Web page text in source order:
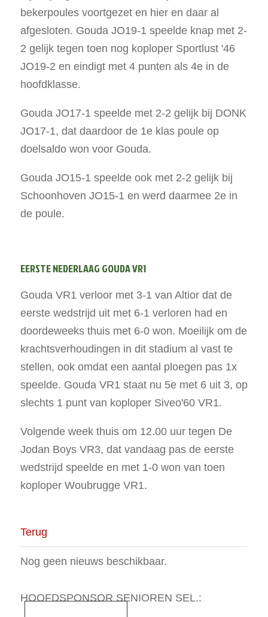
bekerpoules voortgezet en hier en daar al
afgesloten. Gouda JO19-1 speelde knap met 2-
2 gelijk tegen toen nog koploper Sportlust '46
JO19-2 en eindigt met 4 punten als 4e in de
hoofdklasse.
Gouda JO17-1 speelde met 2-2 gelijk bij DONK
JO17-1, dat daardoor de 1e klas poule op
doelsaldo won voor Gouda.
Gouda JO15-1 speelde ook met 2-2 gelijk bij
Schoonhoven JO15-1 en werd daarmee 2e in
de poule.
EERSTE NEDERLAAG GOUDA VR1
Gouda VR1 verloor met 3-1 van Altior dat de
eerste wedstrijd uit met 6-1 verloren had en
doordeweeks thuis met 6-0 won. Moeilijk om de
krachtsverhoudingen in dit stadium al vast te
stellen, ook omdat een aantal ploegen pas 1x
speelde. Gouda VR1 staat nu 5e met 6 uit 3, op
slechts 1 punt van koploper Siveo'60 VR1.
Volgende week thuis om 12.00 uur tegen De
Jodan Boys VR3, dat vandaag pas de eerste
wedstrijd speelde en met 1-0 won van toen
koploper Woubrugge VR1.
Terug
Nog geen nieuws beschikbaar.
HOOFDSPONSOR SENIOREN SEL.: